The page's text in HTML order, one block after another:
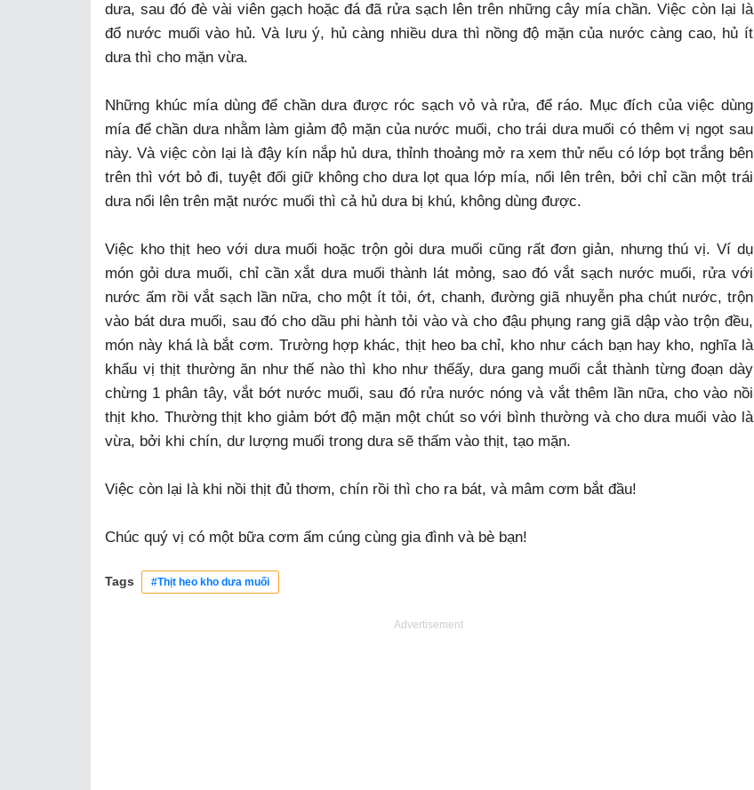
dưa, sau đó đè vài viên gạch hoặc đá đã rửa sạch lên trên những cây mía chần. Việc còn lại là
đổ nước muối vào hủ. Và lưu ý, hủ càng nhiều dưa thì nồng độ mặn của nước càng cao, hủ ít
dưa thì cho mặn vừa.
Những khúc mía dùng để chần dưa được róc sạch vỏ và rửa, để ráo. Mục đích của việc dùng
mía để chần dưa nhằm làm giảm độ mặn của nước muối, cho trái dưa muối có thêm vị ngọt sau
này. Và việc còn lại là đậy kín nắp hủ dưa, thỉnh thoảng mở ra xem thử nếu có lớp bọt trắng bên
trên thì vớt bỏ đi, tuyệt đối giữ không cho dưa lọt qua lớp mía, nổi lên trên, bởi chỉ cần một trái
dưa nổi lên trên mặt nước muối thì cả hủ dưa bị khú, không dùng được.
Việc kho thịt heo với dưa muối hoặc trộn gỏi dưa muối cũng rất đơn giản, nhưng thú vị. Ví dụ
món gỏi dưa muối, chỉ cần xắt dưa muối thành lát mỏng, sao đó vắt sạch nước muối, rửa với
nước ấm rồi vắt sạch lần nữa, cho một ít tỏi, ớt, chanh, đường giã nhuyễn pha chút nước, trộn
vào bát dưa muối, sau đó cho dầu phi hành tỏi vào và cho đậu phụng rang giã dập vào trộn đều,
món này khá là bắt cơm. Trường hợp khác, thịt heo ba chỉ, kho như cách bạn hay kho, nghĩa là
khẩu vị thịt thường ăn như thế nào thì kho như thếấy, dưa gang muối cắt thành từng đoạn dày
chừng 1 phân tây, vắt bớt nước muối, sau đó rửa nước nóng và vắt thêm lần nữa, cho vào nồi
thịt kho. Thường thịt kho giảm bớt độ mặn một chút so với bình thường và cho dưa muối vào là
vừa, bởi khi chín, dư lượng muối trong dưa sẽ thấm vào thịt, tạo mặn.
Việc còn lại là khi nồi thịt đủ thơm, chín rồi thì cho ra bát, và mâm cơm bắt đầu!
Chúc quý vị có một bữa cơm ấm cúng cùng gia đình và bè bạn!
Tags #Thịt heo kho dưa muối
Advertisement